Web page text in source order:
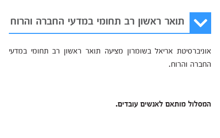
תואר ראשון רב תחומי במדעי החברה והרוח
אוניברסיטת אריאל בשומרון מציעה תואר ראשון רב תחומי במדעי
החברה והרוח.
המסלול מותאם לאנשים עובדים.